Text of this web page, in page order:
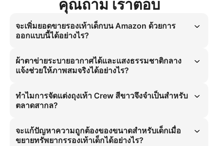
คุณถาม เราตอบ
จะเพิ่มยอดขายรองเท้าเด็กบน Amazon ด้วยการ
ออกแบบนี้ได้อย่างไร?
เด็ก การใช้ท่าทางยืนนิ่งพร้อมถุงเท้า Crew สีขาวและกางเกงขาสั้นผ้ายีนส์
พับปลายเพื่อแสดงถุงเท้าจับปัญหาความถูกต้องของขนาดสำหรับเด็ก รูป
ผ้าตาข่ายระบายอากาศได้และแสงธรรมชาติกลาง
แจ้งช่วยให้ภาพสมจริงได้อย่างไร?
ลึกแบบฟอโต้เรียลิสติก สำหรับโครงร่างไซส์เด็ก การเคลื่อนไหวนี้กำจัด
ปัญหาความไม่สมจริงขณะยืนนิ่ง รูปแบบ 4:5 และมุม 45 องศาจับเนื้อผ้า
ทำไมการจัดแต่งถุงเท้า Crew สีขาวจึงจำเป็นสำหรับ
ตลาดสากล?
ช่วยแสดงการปรับขนาดรองเท้าให้ชัดเจนสำหรับความถูกต้องของขนาด
สำหรับเด็ก กางเกงขาสั้นผ้ายีนส์พับปลายเป็นมาตรฐานในแคมเปญเปิดเทอม
จะแก้ปัญหาความถูกต้องของขนาดสำหรับเด็กเมื่อ
ขยายทรัพยากรรองเท้าเด็กได้อย่างไร?